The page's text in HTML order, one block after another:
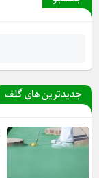
جدیدترین های گلف